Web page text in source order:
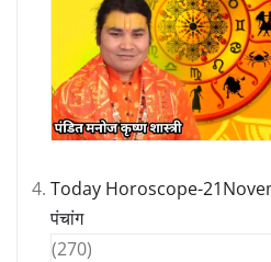
Today Horoscope-
पंचांग
(270)